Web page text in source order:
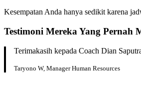
Kesempatan Anda hanya sedikit karena
Testimoni Mereka Yang
Terimakasih kepada Coach Dian
Taryono W, Manager Human Resources